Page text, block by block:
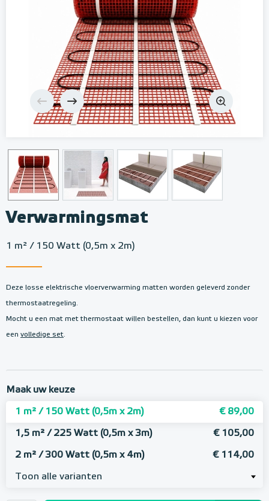
Verwarmingsmat
1 m² / 150 Watt (0,5m x 2m)
Deze losse elektrische vloerverwarming matten worden geleverd zonder
thermostaatregeling.
Mocht u een mat met thermostaat willen bestellen, dan kunt u kiezen voor
een volledige set.
Maak uw keuze
1 m² / 150 Watt (0,5m x 2m) € 89,00
1,5 m² / 225 Watt (0,5m x 3m) € 105,00
2 m² / 300 Watt (0,5m x 4m) € 114,00
Toon alle varianten